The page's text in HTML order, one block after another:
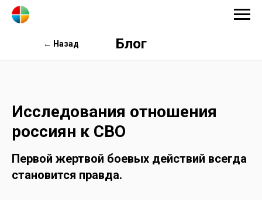
Блог
← Назад
Исследования отношения
россиян к СВО
Первой жертвой боевых действий всегда
становится правда.